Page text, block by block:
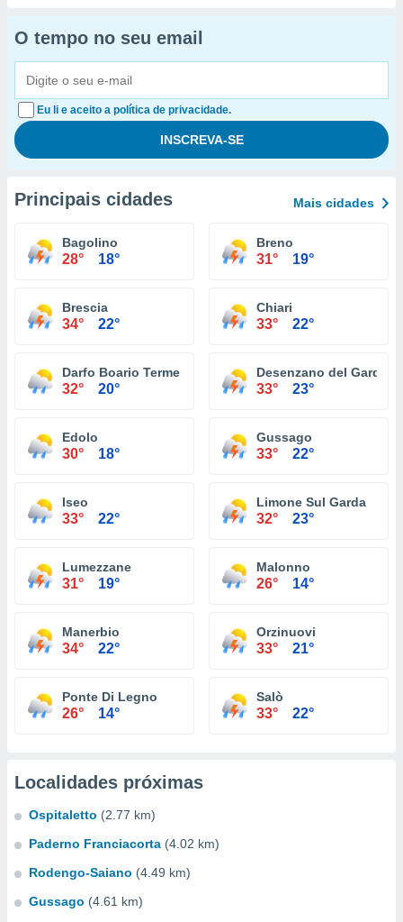
O tempo no seu email
Eu li e aceito a política de privacidade.
Principais cidades Mais cidades
Bagolino
28° 18°
Breno
31° 19°
Brescia
34° 22°
Chiari
33° 22°
Darfo Boario Terme
32° 20°
Desenzano del Garda
33° 23°
Edolo
30° 18°
Gussago
33° 22°
Iseo
33° 22°
Limone Sul Garda
32° 23°
Lumezzane
31° 19°
Malonno
26° 14°
Manerbio
34° 22°
Orzinuovi
33° 21°
Ponte Di Legno
26° 14°
Salò
33° 22°
Localidades próximas
Ospitaletto (2.77 km)
Paderno Franciacorta (4.02 km)
Rodengo-Saiano (4.49 km)
Gussago (4.61 km)